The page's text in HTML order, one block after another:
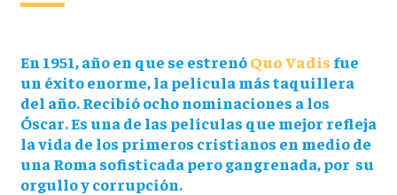
En 1951, año en que se estrenóQuo Vadis fue
un éxito enorme, la película más taquillera
del año. Recibió ocho nominaciones a los
Óscar. Es una de las películas que mejor refleja
la vida de los primeros cristianos en medio de
una Roma sofisticada pero gangrenada, por su
orgullo y corrupción.